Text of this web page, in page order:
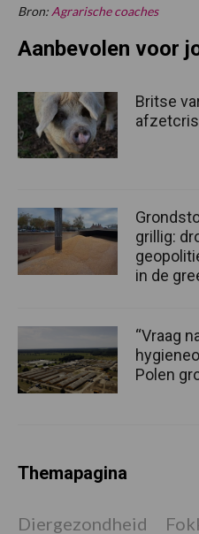
Bron: Agrarische coaches
Aanbevolen voor
Britse
grillig:
in de
“Vraag
Polen
Themapagina
Diergezondheid